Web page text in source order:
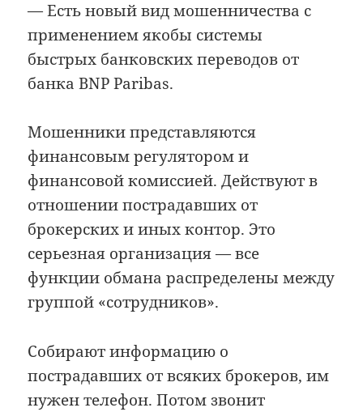
— Есть новый вид мошенничества с
применением якобы системы
быстрых банковских переводов от
банка BNP Paribas.
Мошенники представляются
финансовым регулятором и
финансовой комиссией. Действуют в
отношении пострадавших от
брокерских и иных контор. Это
серьезная организация — все
функции обмана распределены между
группой «сотрудников».
Собирают информацию о
пострадавших от всяких брокеров, им
нужен телефон. Потом звонит